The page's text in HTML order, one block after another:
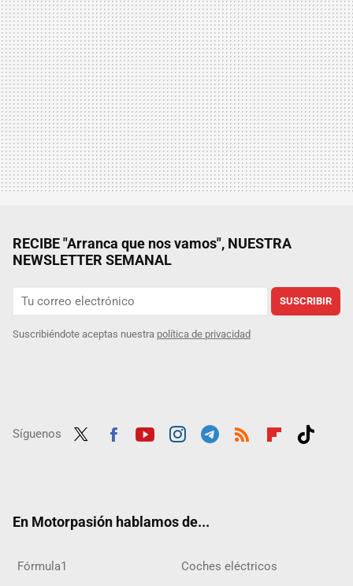
RECIBE "Arranca que nos vamos", NUESTRA
NEWSLETTER SEMANAL
SUSCRIBIR
Suscribiéndote aceptas nuestra política de privacidad
Síguenos
En Motorpasión hablamos de...
Fórmula1 Coches eléctricos